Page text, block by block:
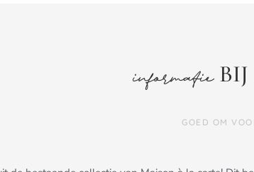
informatieBIJ
GOED OM